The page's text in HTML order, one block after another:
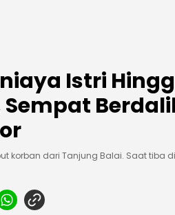
Istri
korban dari Tanjung Balai. Saat tiba